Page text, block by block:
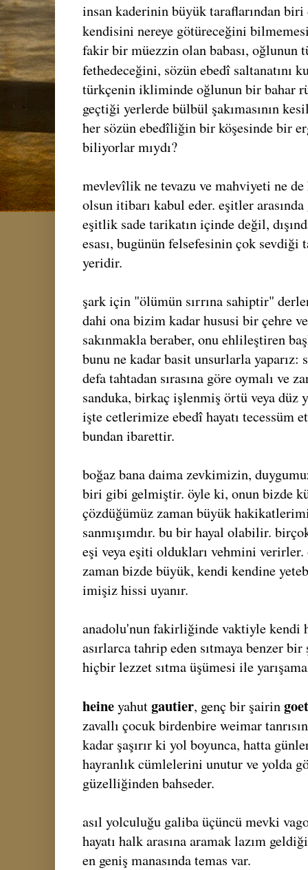
insan kaderinin büyük taraflarından biri
kendisini nereye götüreceğini
fakir bir müezzin olan babası, oğlunun
fethedeceğini, sözün ebedî saltanatını
türkçenin ikliminde oğlunun bir bahar
geçtiği yerlerde bülbül şakımasının
her sözün ebedîliğin bir köşesinde bir
biliyorlar mıydı?
mevlevîlik ne tevazu ve mahviyeti ne
olsun itibarı kabul eder. eşitler
eşitlik sade tarikatın içinde değil,
esası, bugünün felsefesinin çok
yeridir.
şark için "ölümün sırrına sahiptir"
dahi ona bizim kadar hususi bir çehre
sakınmakla beraber, onu ehlileştiren
bunu ne kadar basit unsurlarla
defa tahtadan sırasına göre oymalı ve
sanduka, birkaç işlenmiş örtü veya düz
işte cetlerimize ebedî hayatı tecessüm
bundan ibarettir.
boğaz bana daima zevkimizin,
biri gibi gelmiştir. öyle ki, onun bizde
çözdüğümüz zaman büyük
sanmışımdır. bu bir hayal olabilir.
eşi veya eşiti oldukları vehmini verirler.
zaman bizde büyük, kendi kendine
imişiz hissi uyanır.
anadolu'nun fakirliğinde vaktiyle kendi
asırlarca tahrip eden sıtmaya benzer
hiçbir lezzet sıtma üşümesi ile
heineyahutgautier, genç bir şairin
zavallı çocuk birdenbire weimar
kadar şaşırır ki yol boyunca, hatta
hayranlık cümlelerini unutur ve yolda
güzelliğinden bahseder.
asıl yolculuğu galiba üçüncü mevki
hayatı halk arasına aramak lazım
en geniş manasında temas var.